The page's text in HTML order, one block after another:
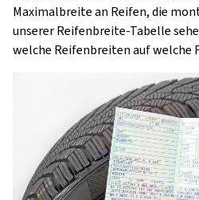
Maximalbreite an Reifen, die
unserer Reifenbreite-Tabelle
welche Reifenbreiten auf welche